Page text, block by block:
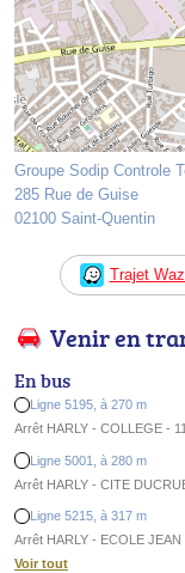
Groupe Sodip Controle
285 Rue de Guise
02100 Saint-Quentin
Trajet
Venir en
En bus
Ligne 5195, à 270 m
Arrêt HARLY - COLLEGE -
Ligne 5001, à 280 m
Arrêt HARLY - CITE
Ligne 5215, à 317 m
Arrêt HARLY - ECOLE
Voir tout